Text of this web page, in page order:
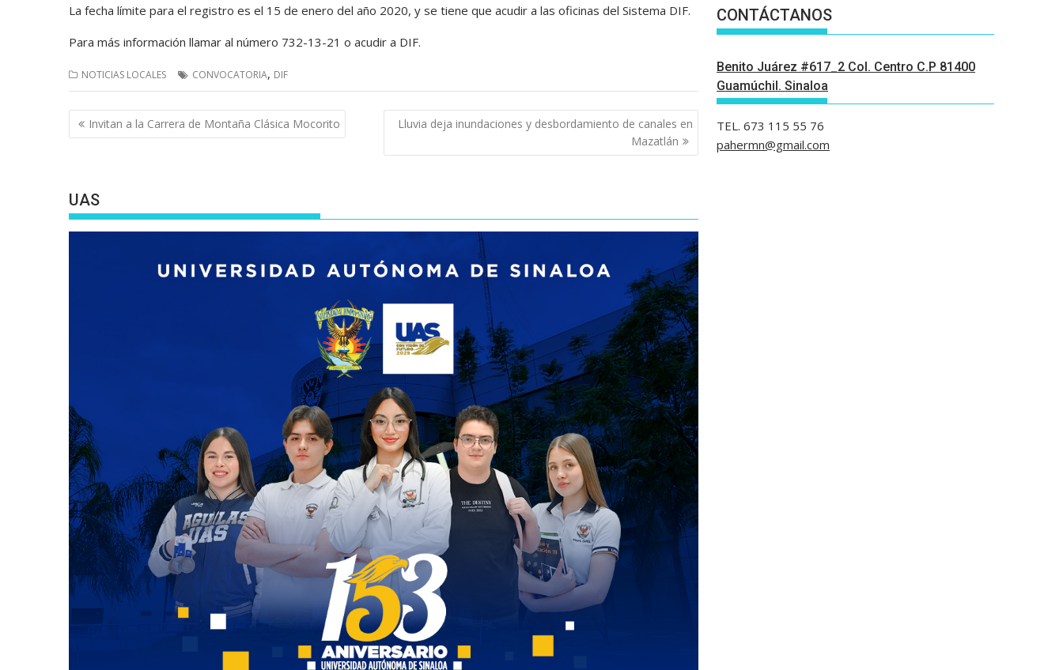
La fecha límite para el registro es el 15 de enero del año 2020, y se tiene que acudir a las oficinas del Sistema DIF.
Para más información llamar al número 732-13-21 o acudir a DIF.
NOTICIAS LOCALES CONVOCATORIA, DIF
Navegación
de
Invitan a la Carrera de Montaña Clásica Mocorito
Lluvia deja inundaciones y desbordamiento de canales en
Mazatlán
UAS
CONTÁCTANOS
Benito Juárez #617_2 Col. Centro C.P 81400
Guamúchil. Sinaloa
TEL. 673 115 55 76
pahermn@gmail.com